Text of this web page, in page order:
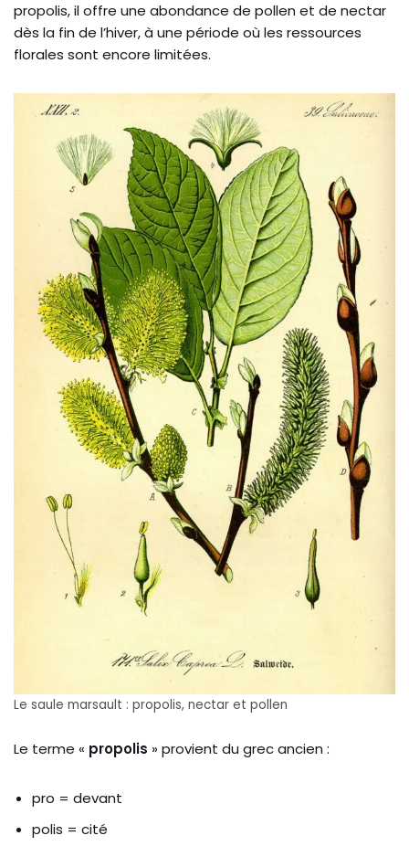
propolis, il offre une abondance de pollen et de nectar
dès la fin de l’hiver, à une période où les ressources
florales sont encore limitées.
Le saule marsault : propolis, nectar et pollen
Le terme « propolis » provient du grec ancien :
pro = devant
polis = cité